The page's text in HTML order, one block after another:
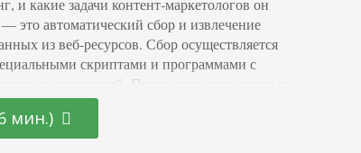
это автоматический сбор и извлечение
из веб-ресурсов. Сбор осуществляется
скриптами и программами с
выражений. Программа проходится по
каждую страницу, а затем находит и
соответствующие параметрам поиска. Таким
данные из разных сайтов и
мин.)